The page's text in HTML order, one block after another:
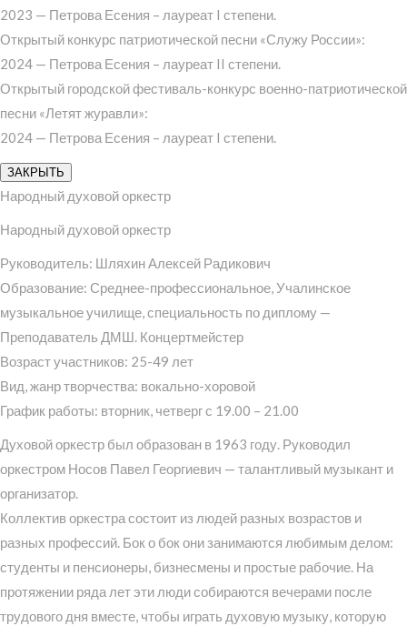
2023 — Петрова Есения – лауреат I степени.
Открытый конкурс патриотической песни «Служу России»:
2024 — Петрова Есения – лауреат II степени.
Открытый городской фестиваль-конкурс военно-патриотической
песни «Летят журавли»:
2024 — Петрова Есения – лауреат I степени.
ЗАКРЫТЬ
Народный духовой оркестр
Народный духовой оркестр
Руководитель: Шляхин Алексей Радикович
Образование: Среднее-профессиональное, Учалинское
музыкальное училище, специальность по диплому —
Преподаватель ДМШ. Концертмейстер
Возраст участников: 25-49 лет
Вид, жанр творчества: вокально-хоровой
График работы: вторник, четверг с 19.00 – 21.00
Духовой оркестр был образован в 1963 году. Руководил
оркестром Носов Павел Георгиевич — талантливый музыкант и
организатор.
Коллектив оркестра состоит из людей разных возрастов и
разных профессий. Бок о бок они занимаются любимым делом:
студенты и пенсионеры, бизнесмены и простые рабочие. На
протяжении ряда лет эти люди собираются вечерами после
трудового дня вместе, чтобы играть духовую музыку, которую